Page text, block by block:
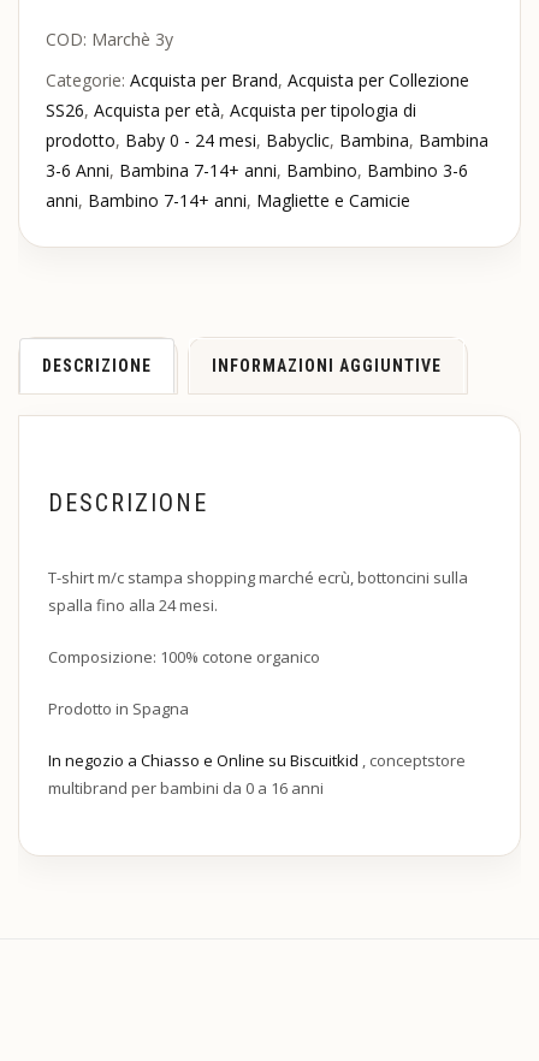
COD: Marchè 3y
Categorie: Acquista per Brand, Acquista per Collezione
SS26, Acquista per età, Acquista per tipologia di
prodotto, Baby 0 - 24 mesi, Babyclic, Bambina, Bambina
3-6 Anni, Bambina 7-14+ anni, Bambino, Bambino 3-6
anni, Bambino 7-14+ anni, Magliette e Camicie
DESCRIZIONE INFORMAZIONI AGGIUNTIVE
DESCRIZIONE
T-shirt m/c stampa shopping marché ecrù, bottoncini sulla
spalla fino alla 24 mesi.
Composizione: 100% cotone organico
Prodotto in Spagna
In negozio a Chiasso e Online su Biscuitkid , conceptstore
multibrand per bambini da 0 a 16 anni